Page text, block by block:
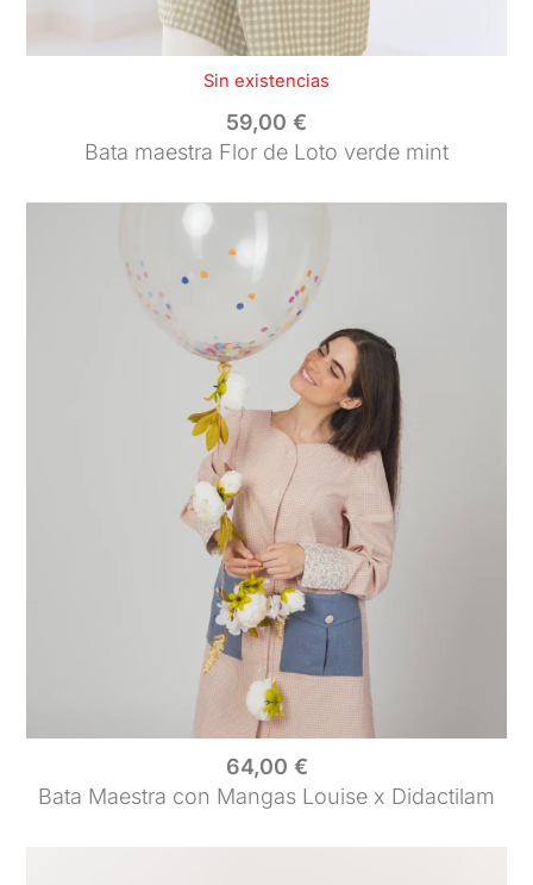
Sin existencias
59,00 €
Bata maestra Flor de Loto verde mint
64,00 €
Bata Maestra con Mangas Louise x Didactilam